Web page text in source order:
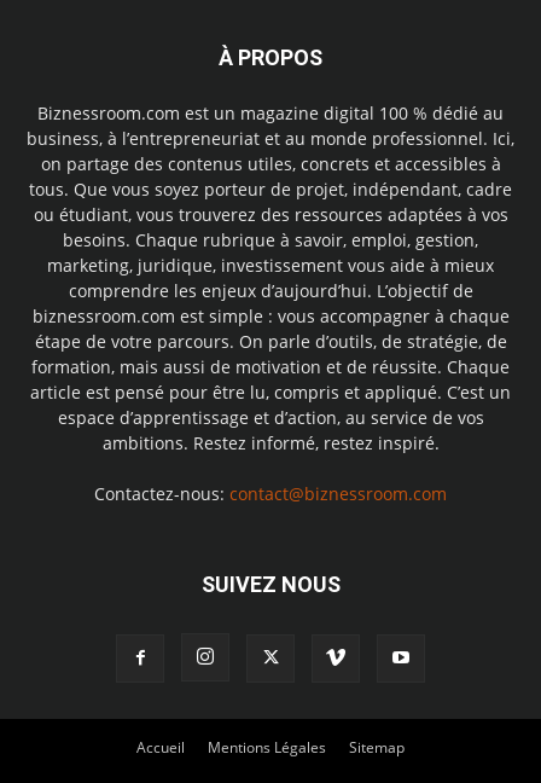
À PROPOS
Biznessroom.com est un magazine digital 100 % dédié au
business, à l’entrepreneuriat et au monde professionnel. Ici,
on partage des contenus utiles, concrets et accessibles à
tous. Que vous soyez porteur de projet, indépendant, cadre
ou étudiant, vous trouverez des ressources adaptées à vos
besoins. Chaque rubrique à savoir, emploi, gestion,
marketing, juridique, investissement vous aide à mieux
comprendre les enjeux d’aujourd’hui. L’objectif de
biznessroom.com est simple : vous accompagner à chaque
étape de votre parcours. On parle d’outils, de stratégie, de
formation, mais aussi de motivation et de réussite. Chaque
article est pensé pour être lu, compris et appliqué. C’est un
espace d’apprentissage et d’action, au service de vos
ambitions. Restez informé, restez inspiré.
Contactez-nous: contact@biznessroom.com
SUIVEZ NOUS
Accueil Mentions Légales Sitemap